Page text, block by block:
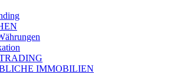
IMMOBILIEN